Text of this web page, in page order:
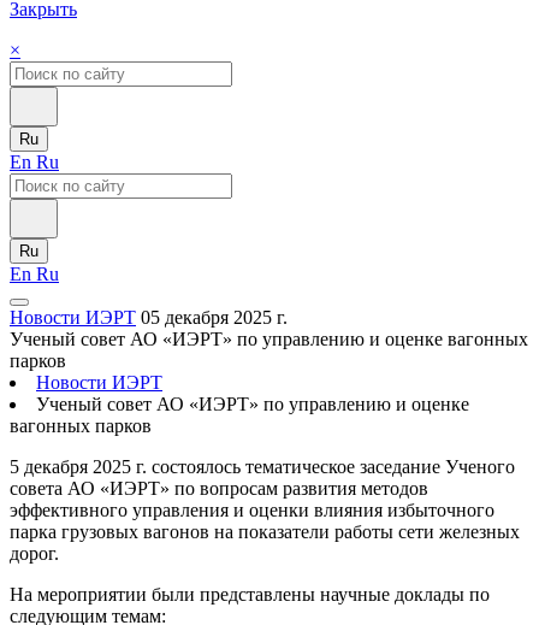
Закрыть
×
Ru
En Ru
Ru
En Ru
Новости ИЭРТ 05 декабря 2025 г.
Ученый совет АО «ИЭРТ» по управлению и оценке вагонных
парков
Новости ИЭРТ
Ученый совет АО «ИЭРТ» по управлению и оценке
вагонных парков
5 декабря 2025 г. состоялось тематическое заседание Ученого
совета АО «ИЭРТ» по вопросам развития методов
эффективного управления и оценки влияния избыточного
парка грузовых вагонов на показатели работы сети железных
дорог.
На мероприятии были представлены научные доклады по
следующим темам: